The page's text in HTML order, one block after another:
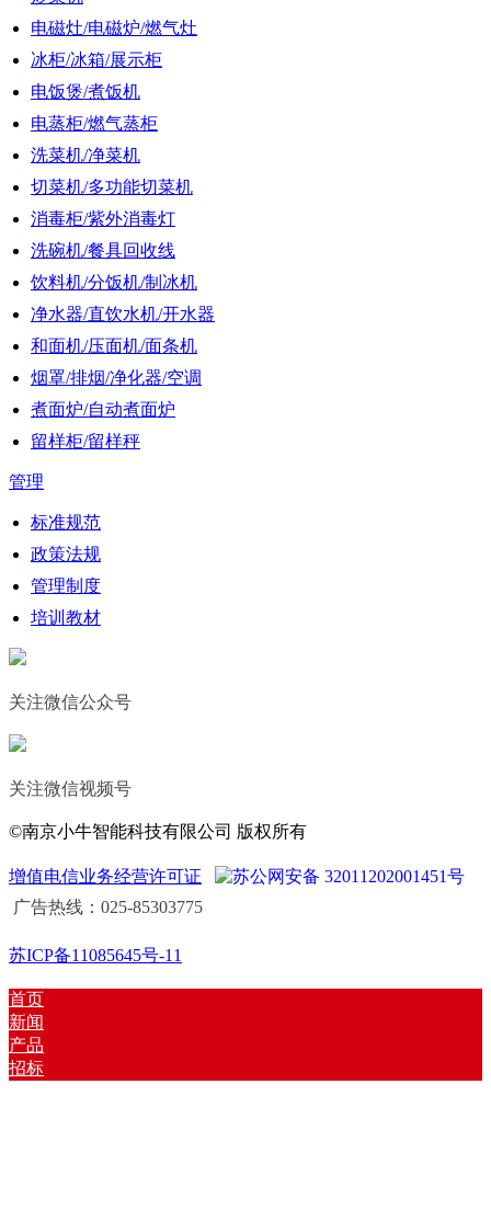
电磁灶/电磁炉/燃气灶
冰柜/冰箱/展示柜
电饭煲/煮饭机
电蒸柜/燃气蒸柜
洗菜机/净菜机
切菜机/多功能切菜机
消毒柜/紫外消毒灯
洗碗机/餐具回收线
饮料机/分饭机/制冰机
净水器/直饮水机/开水器
和面机/压面机/面条机
烟罩/排烟/净化器/空调
煮面炉/自动煮面炉
留样柜/留样秤
管理
标准规范
政策法规
管理制度
培训教材
关注微信公众号
关注微信视频号
©南京小牛智能科技有限公司 版权所有
增值电信业务经营许可证
苏公网安备 32011202001451号
广告热线：025-85303775
苏ICP备11085645号-11
首页
新闻
产品
招标